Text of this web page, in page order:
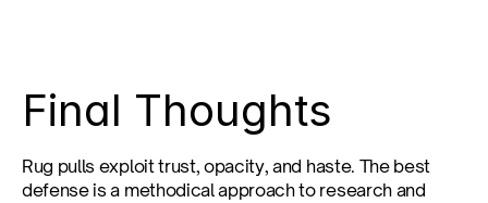
Final Thoughts
Rug pulls exploit trust, opacity, and haste. The best
defense is a methodical approach to research and